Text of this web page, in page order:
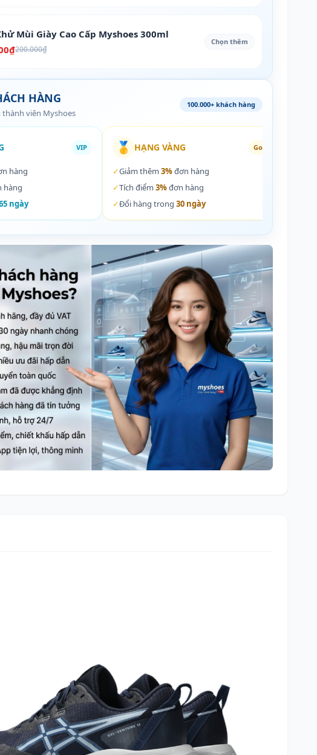
Mùi Giày Cao Cấp Myshoes 300ml
200.000₫
Chọn thêm
HÀNG
thành viên Myshoes
100.000+ khách hàng
VIP
hàng
hàng
ngày
🥇 HẠNG VÀNG Gold
✓Giảm thêm 3%đơn hàng
✓Tích điểm 3%đơn hàng
✓Đổi hàng trong 30 ngày